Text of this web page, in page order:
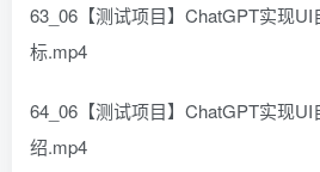
63_06【测试项目】ChatGPT实现UI
标.mp4
64_06【测试项目】ChatGPT实现
绍.mp4